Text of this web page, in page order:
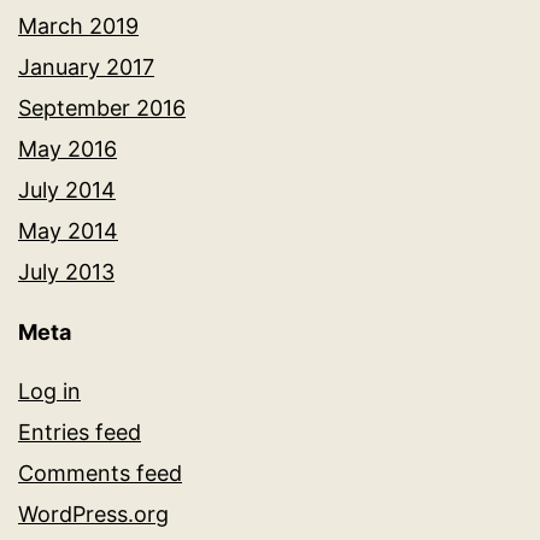
March 2019
January 2017
September 2016
May 2016
July 2014
May 2014
July 2013
Meta
Log in
Entries feed
Comments feed
WordPress.org